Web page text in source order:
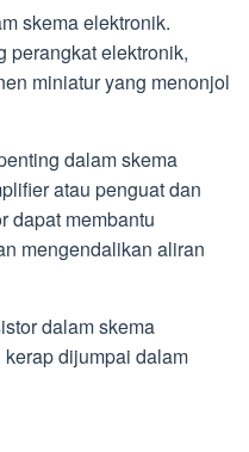
skema elektronik.
perangkat elektronik,
miniatur yang menonjol
dalam skema
atau penguat dan
dapat membantu
mengendalikan aliran
dalam skema
dijumpai dalam